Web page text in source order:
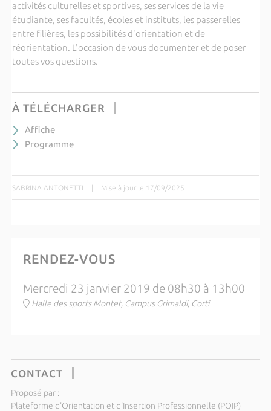
activités culturelles et sportives, ses services de la vie
étudiante, ses facultés, écoles et instituts, les passerelles
entre filières, les possibilités d'orientation et de
réorientation. L'occasion de vous documenter et de poser
toutes vos questions.
À TÉLÉCHARGER
Affiche
Programme
SABRINA ANTONETTI | Mise à jour le 17/09/2025
RENDEZ-VOUS
Mercredi 23 janvier 2019 de 08h30 à 13h00
Halle des sports Montet, Campus Grimaldi, Corti
CONTACT
Proposé par :
Plateforme d'Orientation et d'Insertion Professionnelle (POIP)